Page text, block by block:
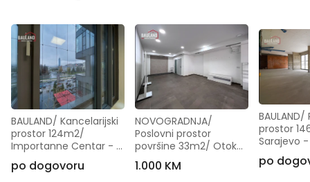
BAULAND/ Kancelarijski
prostor 124m2/
Importanne Centar -
[Iznajmljivanje]
po dogovoru
NOVOGRADNJA/
Poslovni prostor
površine 33m2/ Otoka
- [Iznajmljivanje]
1.000 KM
prostor
Sarajevo -
po